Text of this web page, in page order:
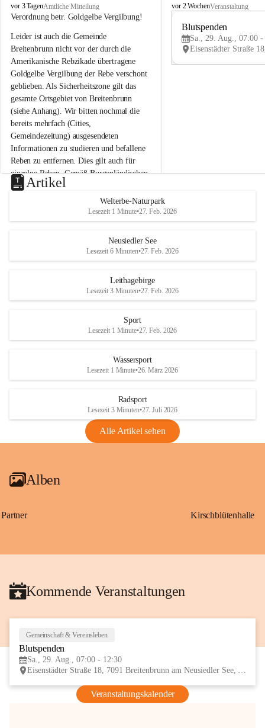
B
r
i
t
e
n
b
r
u
n
n
a
m
N
e
u
s
d
S
vor 3 TagenAmtliche Mitteilung
Verordnung betr. Goldgelbe Vergilbung!
Leider ist auch die Gemeinde
Breitenbrunn nicht vor der durch die
Amerikanische Rebzikade übertragene
Goldgelbe Vergilbung der Rebe verschont
geblieben. Als Sicherheitszone gilt das
gesamte Ortsgebiet von Breitenbrunn
(siehe Anhang). Wir bitten nochmal die
bereits mehrfach (Cities,
Gemeindezeitung) ausgesendeten
Informationen zu studieren und befallene
Reben zu entfernen. Dies gilt auch für
einzelne Reben. Gemäß Burgenländischen
Weinbaugesetz sind nicht gepflegte oder
unzulässige Weingärten zu roden! Bitte
helfen wir zusammen um unsere Winzer
vor den prognostizierten Ernteausfällen
und den daraus folgenden wirtschaftlichen
Maßnahmen zur Bekämpfung
Rebe und der Amerikanischen
Anhang VBl. EU Nr. 18
1 Seite•1,4 MB
VBl. EU Nr. 18_2026
B
e
u
e
d
r
S
vor 2 WochenVeranstaltung
Blutspenden
Sa., 29. Aug., 07:00 -
Artikel
Welterbe-Naturpark
Lesezeit 1 Minute•27. Feb. 2026
Neusiedler See
Lesezeit 6 Minuten•27. Feb. 2026
Leithagebirge
Lesezeit 3 Minuten•27. Feb. 2026
Sport
Lesezeit 1 Minute•27. Feb. 2026
Wassersport
Lesezeit 1 Minute•26. März 2026
Radsport
Lesezeit 3 Minuten•27. Juli 2026
Alle Artikel sehen
Alben
Partner Kirschblütenhalle
Kommende Veranstaltungen
Gemeinschaft & Vereinsleben
Blutspenden
Sa., 29. Aug., 07:00 - 12:30
Eisenstädter Straße 18, 7091 Breitenbrunn am Neusiedler See, AUT
Veranstaltungskalender